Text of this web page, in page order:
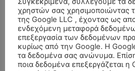
τραγική τύχη.
ΗΝέα Σελήνηείχε σχηματιστεί
είχε ιδιομοιρία Ηλίου, Σελήνης
αποχωρίζον από τον Ποσειδώνα
διάμετρο με τον Πλούτωνα (πάλι
χρηστών σας χρησιμοποιώντας
της Google LLC , έχοντας ως
ενδεχόμενη μεταφορά
επεξεργασία των δεδομένων
κυρίως από την Google. Η
τα δεδομένα σας ανώνυμα.
ποια δεδομένα επεξεργάζεται η